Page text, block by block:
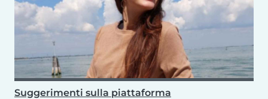
Suggerimenti sulla piattaforma